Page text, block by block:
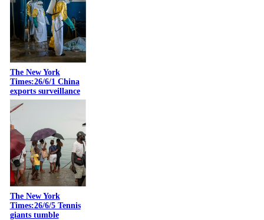
The New York
Times:26/6/1 China
exports surveillance
The New York
Times:26/6/5 Tennis
giants tumble